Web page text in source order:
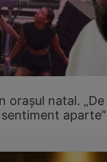
orașul natal. „De
aparte”